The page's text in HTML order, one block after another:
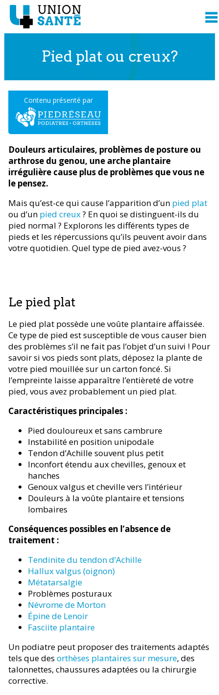
Pied plat ou creux?
Contenu présenté par
Douleurs articulaires, problèmes de posture ou
arthrose du genou, une arche plantaire
irrégulière cause plus de problèmes que vous ne
le pensez.
Mais qu’est-ce qui cause l’apparition d’un pied plat
ou d’un pied creux? En quoi se distinguent-ils du
pied normal ? Explorons les différents types de
pieds et les répercussions qu’ils peuvent avoir dans
votre quotidien. Quel type de pied avez-vous ?
Le pied plat
Le pied plat possède une voûte plantaire affaissée.
Ce type de pied est susceptible de vous causer bien
des problèmes s’il ne fait pas l’objet d’un suivi ! Pour
savoir si vos pieds sont plats, déposez la plante de
votre pied mouillée sur un carton foncé. Si
l’empreinte laisse apparaître l’entièreté de votre
pied, vous avez probablement un pied plat.
Caractéristiques principales :
Pied douloureux et sans cambrure
Instabilité en position unipodale
Tendon d’Achille souvent plus petit
Inconfort étendu aux chevilles, genoux et
hanches
Genoux valgus et cheville vers l’intérieur
Douleurs à la voûte plantaire et tensions
lombaires
Conséquences possibles en l’absence de
traitement :
Tendinite du tendon d’Achille
Hallux valgus (oignon)
Métatarsalgie
Problèmes posturaux
Névrome de Morton
Épine de Lenoir
Fasciite plantaire
Un podiatre peut proposer des traitements adaptés
tels que des orthèses plantaires sur mesure, des
talonnettes, chaussures adaptées ou la chirurgie
corrective.